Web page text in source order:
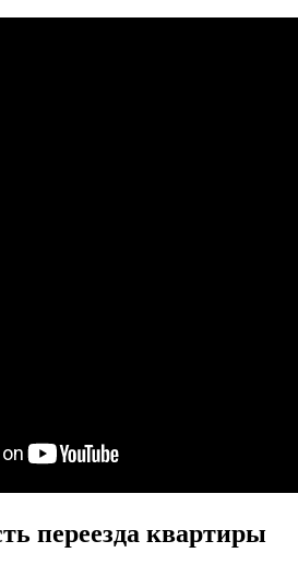
переезда квартиры